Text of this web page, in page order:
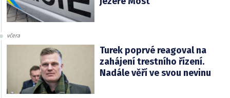
včera
Turek poprvé reagoval na
zahájení trestního řízení.
Nadále věří ve svou nevinu